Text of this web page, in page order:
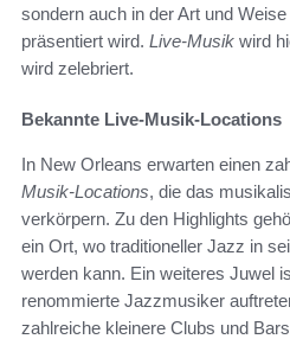
sondern auch in der Art und
präsentiert wird. Live-Musik wird
wird zelebriert.
Bekannte Live-Musik-Locations
In New Orleans erwarten einen
Musik-Locations, die das
verkörpern. Zu den Highlights
ein Ort, wo traditioneller Jazz in
werden kann. Ein weiteres Juwel
renommierte Jazzmusiker
zahlreiche kleinere Clubs und